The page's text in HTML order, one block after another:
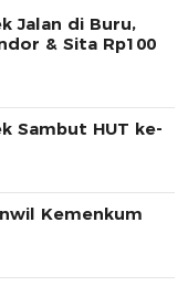
Jalan di Buru,
& Sita Rp100
Sambut HUT ke-
Kemenkum